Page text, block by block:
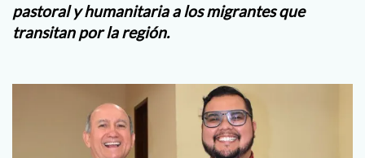
pastoral y humanitaria a los migrantes que
transitan por la región.